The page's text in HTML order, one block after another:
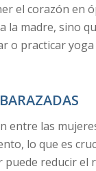
el corazón en
la madre, sino
o practicar
entre las
lo que es
reducir el